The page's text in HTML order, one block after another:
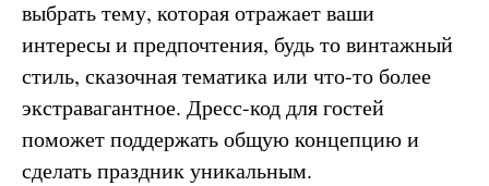
выбрать тему, которая отражает ваши
интересы и предпочтения, будь то винтажный
стиль, сказочная тематика или что-то более
экстравагантное. Дресс-код для гостей
поможет поддержать общую концепцию и
сделать праздник уникальным.